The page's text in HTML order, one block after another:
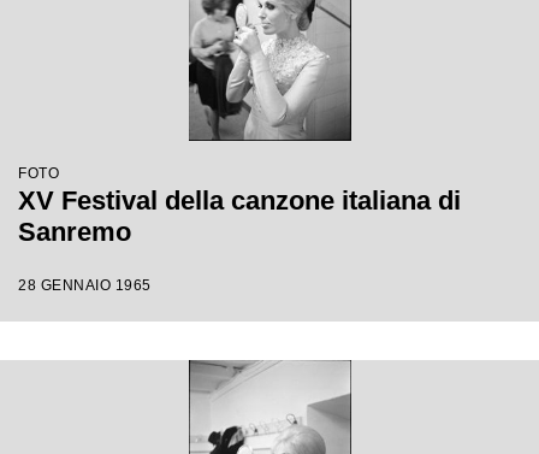
FOTO
XV Festival della canzone italiana di
Sanremo
28 GENNAIO 1965